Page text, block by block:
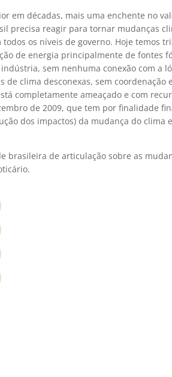
em décadas, mais uma enchente no
precisa reagir para tornar mudanças
os níveis de governo. Hoje temos
de energia principalmente de fontes
sem nenhuma conexão com a
clima desconexas, sem coordenação
completamente ameaçado e com
de 2009, que tem por finalidade
dos impactos) da mudança do clima
brasileira de articulação sobre as